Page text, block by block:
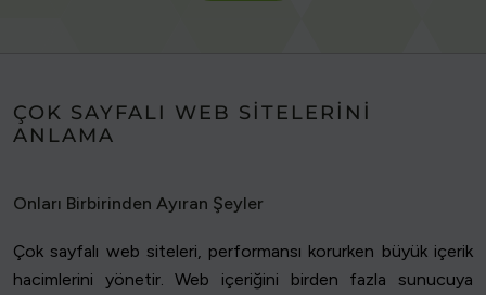
ÇOK SAYFALI WEB SITELERINI
ANLAMA
Onları Birbirinden Ayıran Şeyler
Çok sayfalı web siteleri, performansı korurken büyük içerik
hacimlerini yönetir. Web içeriğini birden fazla sunucuya